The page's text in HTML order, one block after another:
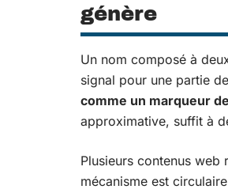
génère
Un nom composé à
signal pour une partie
comme un marqueur
approximative, suffit à
Plusieurs contenus
mécanisme est